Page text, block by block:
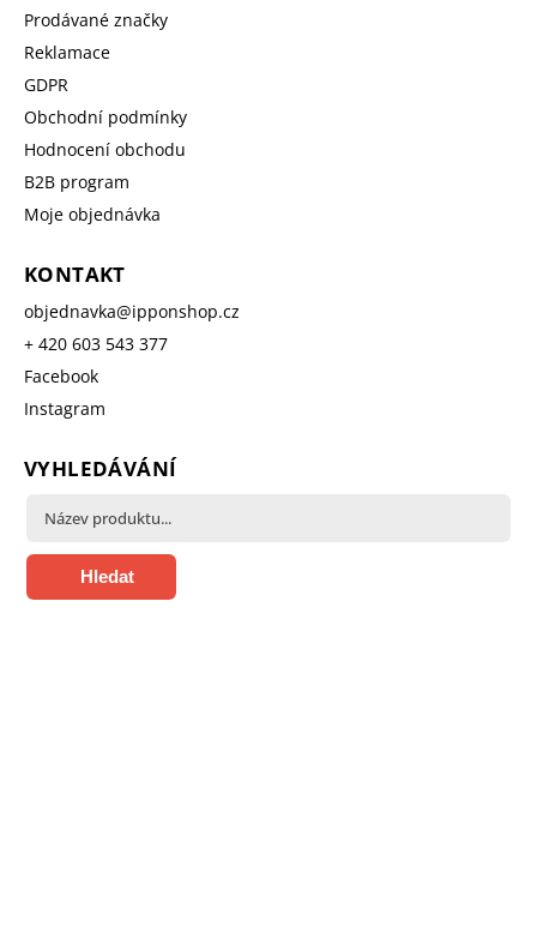
Prodávané značky
Reklamace
GDPR
Obchodní podmínky
Hodnocení obchodu
B2B program
Moje objednávka
KONTAKT
objednavka@ipponshop.cz
+ 420 603 543 377
Facebook
Instagram
VYHLEDÁVÁNÍ
Hledat